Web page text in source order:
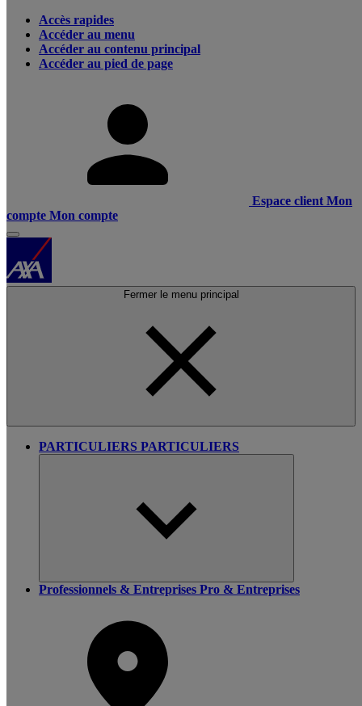
Accès rapides
Accéder au menu
Accéder au contenu principal
Accéder au pied de page
Espace client Mon
compte Mon compte
Fermer le menu principal
PARTICULIERS PARTICULIERS
Professionnels & Entreprises Pro & Entreprises